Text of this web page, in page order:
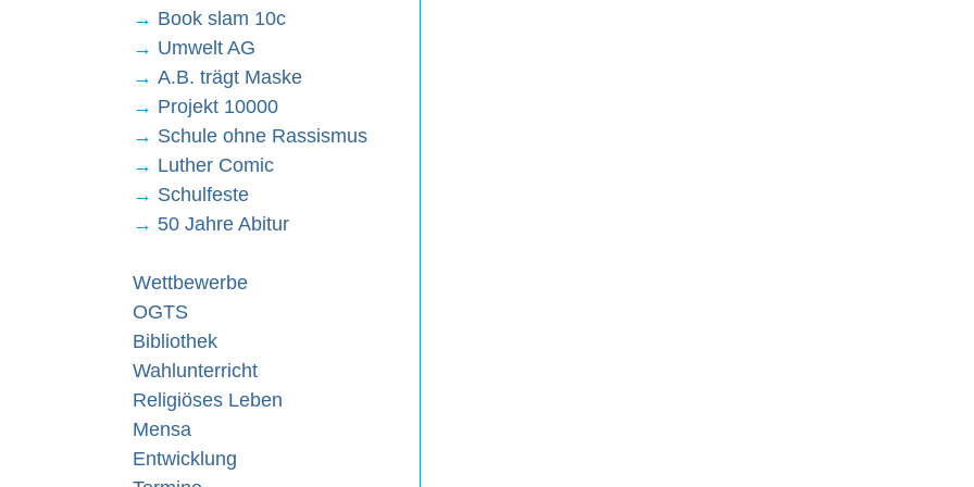
→ Book slam 10c
→ Umwelt AG
→ A.B. trägt Maske
→ Projekt 10000
→ Schule ohne Rassismus
→ Luther Comic
→ Schulfeste
→ 50 Jahre Abitur
Wettbewerbe
OGTS
Bibliothek
Wahlunterricht
Religiöses Leben
Mensa
Entwicklung